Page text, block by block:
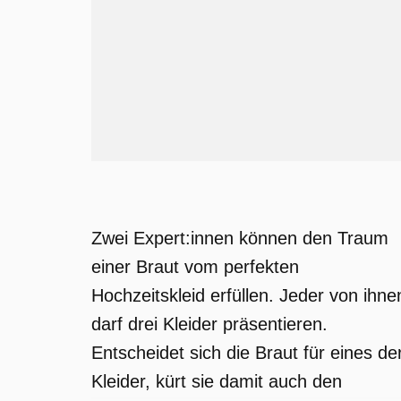
Zwei Expert:innen können den Traum
einer Braut vom perfekten
Hochzeitskleid erfüllen. Jeder von
darf drei Kleider präsentieren.
Entscheidet sich die Braut für eines
Kleider, kürt sie damit auch den